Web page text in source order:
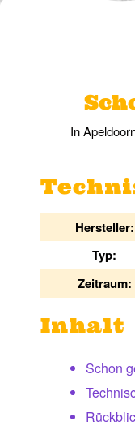
In
Hersteller:
Typ:
Zeitraum:
Inhalt
Schon